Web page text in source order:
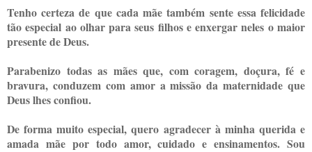
Tenho certeza de que cada mãe também sente essa felicidade
tão especial ao olhar para seus filhos e enxergar neles o maior
presente de Deus.
Parabenizo todas as mães que, com coragem, doçura, fé e
bravura, conduzem com amor a missão da maternidade que
Deus lhes confiou.
De forma muito especial, quero agradecer à minha querida e
amada mãe por todo amor, cuidado e ensinamentos. Sou